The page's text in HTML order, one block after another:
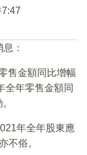
：
售金額同比增幅
全年零售金額同
年全年股東應
不俗。